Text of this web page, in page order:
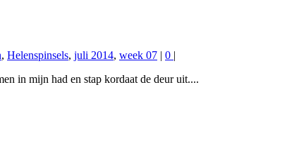
, Helenspinsels, juli 2014, week 07 | 0 |
in mijn had en stap kordaat de deur uit....